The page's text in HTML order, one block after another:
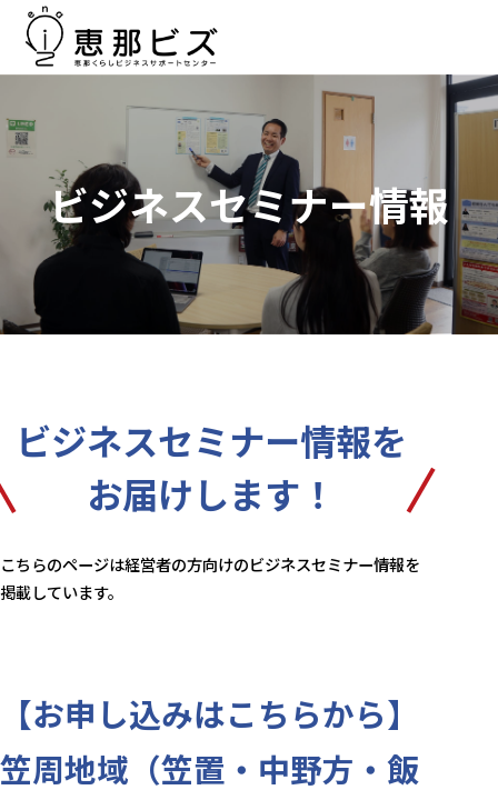
ビジネスセミナー情報
ビジネスセミナー情報を
お届けします！
こちらのページは経営者の方向けのビジネスセミナー情報を
掲載しています。
【お申し込みはこちらから】
笠周地域（笠置・中野方・飯